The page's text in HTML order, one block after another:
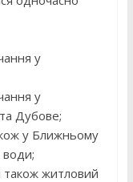
у
у
Дубове;
у Ближньому
також житловий